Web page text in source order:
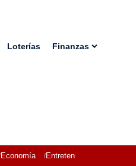
Loterías Finanzas
Economía Entretenimiento